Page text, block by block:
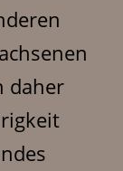
daher